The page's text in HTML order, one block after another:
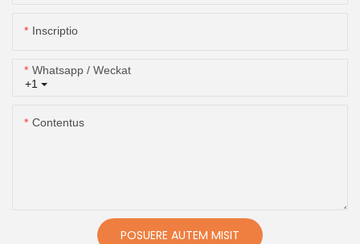
Inscriptio
+1
Whatsapp / Weckat
Contentus
POSUERE AUTEM MISIT